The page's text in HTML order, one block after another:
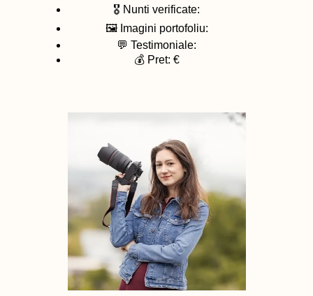
🎖️ Nunti verificate:
🖼️ Imagini portofoliu:
💬 Testimoniale:
💰 Pret: €